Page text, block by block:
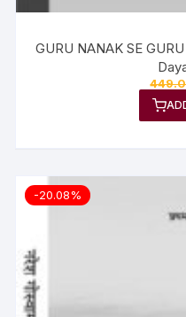
GURU NANAK SE
-20.08%